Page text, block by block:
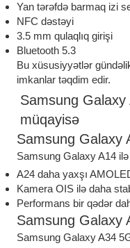
Yan tərəfdə barmaq izi
NFC dəstəyi
3.5 mm qulaqlıq girişi
Bluetooth 5.3
Bu xüsusiyyətlər
imkanlar təqdim edir.
Samsung
müqayisə
Samsung Galaxy
Samsung Galaxy A14
A24 daha yaxşı
Kamera OIS ilə daha
Performans bir qədər
Samsung Galaxy
Samsung Galaxy A34